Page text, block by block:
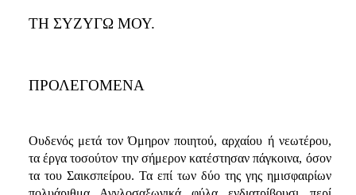
ΤΗ ΣΥΖΥΓΩ ΜΟΥ.
ΠΡΟΛΕΓΟΜΕΝΑ
Ουδενός μετά τον Όμηρον ποιητού, αρχαίου ή νεωτέρου,
τα έργα τοσούτον την σήμερον κατέστησαν πάγκοινα, όσον
τα του Σαικσπείρου. Τα επί των δύο της γης ημισφαιρίων